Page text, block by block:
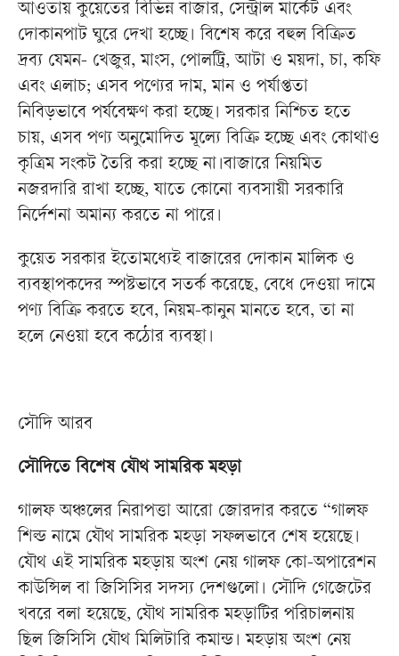
আওতায় কুয়েতের বিভিন্ন বাজার, সেন্ট্রাল মার্কেট এবং
দোকানপাট ঘুরে দেখা হচ্ছে। বিশেষ করে বহুল বিক্রিত
দ্রব্য যেমন- খেজুর, মাংস, পোলট্রি, আটা ও ময়দা, চা, কফি
এবং এলাচ; এসব পণ্যের দাম, মান ও পর্যাপ্ততা
নিবিড়ভাবে পর্যবেক্ষণ করা হচ্ছে। সরকার নিশ্চিত হতে
চায়, এসব পণ্য অনুমোদিত মূল্যে বিক্রি হচ্ছে এবং কোথাও
কৃত্রিম সংকট তৈরি করা হচ্ছে না।বাজারে নিয়মিত
নজরদারি রাখা হচ্ছে, যাতে কোনো ব্যবসায়ী সরকারি
নির্দেশনা অমান্য করতে না পারে।
কুয়েত সরকার ইতোমধ্যেই বাজারের দোকান মালিক ও
ব্যবস্থাপকদের স্পষ্টভাবে সতর্ক করেছে, বেধে দেওয়া দামে
পণ্য বিক্রি করতে হবে, নিয়ম-কানুন মানতে হবে, তা না
হলে নেওয়া হবে কঠোর ব্যবস্থা।
সৌদি আরব
সৌদিতে বিশেষ যৌথ সামরিক মহড়া
গালফ অঞ্চলের নিরাপত্তা আরো জোরদার করতে “গালফ
শিল্ড নামে যৌথ সামরিক মহড়া সফলভাবে শেষ হয়েছে।
যৌথ এই সামরিক মহড়ায় অংশ নেয় গালফ কো-অপারেশন
কাউন্সিল বা জিসিসির সদস্য দেশগুলো। সৌদি গেজেটের
খবরে বলা হয়েছে, যৌথ সামরিক মহড়াটির পরিচালনায়
ছিল জিসিসি যৌথ মিলিটারি কমান্ড। মহড়ায় অংশ নেয়